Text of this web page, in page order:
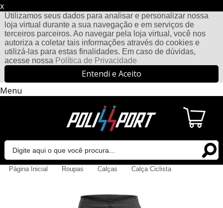
x
Utilizamos seus dados para analisar e personalizar nossa
loja virtual durante a sua navegação e em serviços de
terceiros parceiros. Ao navegar pela loja virtual, você nos
autoriza a coletar tais informações através do cookies e
utilizá-las para estas finalidades. Em caso de dúvidas,
acesse nossa Política de Privacidade
Entendi e Aceito
Menu
Página Inicial Roupas Calças Calça Ciclista